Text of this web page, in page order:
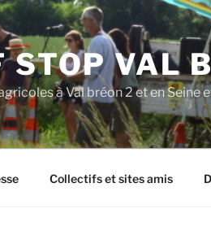
STOP VAL
à Val bréon 2 et en Seine
Collectifs et sites amis